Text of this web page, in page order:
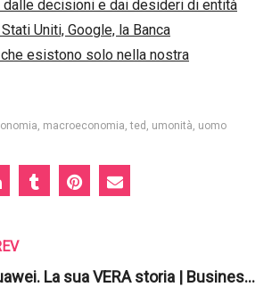
dalle decisioni e dai desideri di entità
Uniti, Google, la Banca
esistono solo nella nostra
macroeconomia ted umonità uomo
Huawei. La sua VERA storia | Business Casual